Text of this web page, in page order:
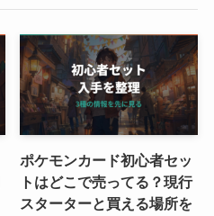
ポケモンカード初心者セッ
トはどこで売ってる？現行
スターターと買える場所を